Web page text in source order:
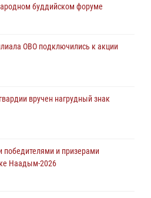
итоги юбилейного личного
Чемпионата Тувы по
традиционного лука
буддийском форуме
ОВО подключились к акции
вручен нагрудный знак
победителями и призерами
Наадым-2026